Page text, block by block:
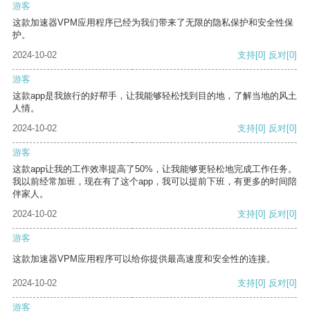
游客
这款加速器VPM应用程序已经为我们带来了无限的隐私保护和安全性保
护。
2024-10-02
支持[0] 反对[0]
游客
这款app是我旅行的好帮手，让我能够轻松找到目的地，了解当地的风土
人情。
2024-10-02
支持[0] 反对[0]
游客
这款app让我的工作效率提高了50%，让我能够更轻松地完成工作任务。
我以前经常加班，现在有了这个app，我可以提前下班，有更多的时间陪
伴家人。
2024-10-02
支持[0] 反对[0]
游客
这款加速器VPM应用程序可以给你提供最高速度和安全性的连接。
2024-10-02 支持[0] 反对[0]
游客